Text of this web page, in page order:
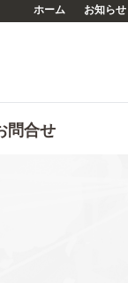
ホーム お知らせ
問合せ